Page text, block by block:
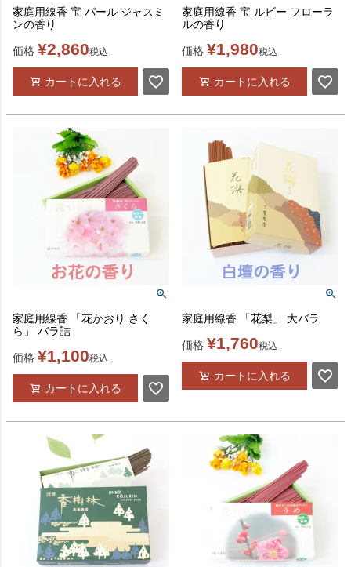
家庭用線香 宝 パール ジャスミ
ンの香り
価格 ¥2,860税込
カートに入れる
家庭用線香 宝 ルビー フローラ
ルの香り
価格 ¥1,980税込
カートに入れる
家庭用線香 「花かおり さく
ら」 バラ詰
価格 ¥1,100税込
カートに入れる
家庭用線香 「花梨」 大バラ
価格 ¥1,760税込
カートに入れる